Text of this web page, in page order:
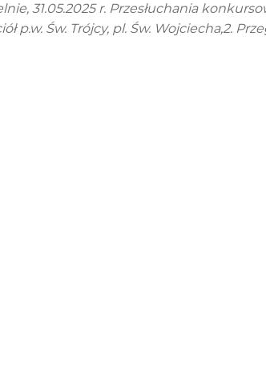
31.05.2025 r. Przesłuchania
p.w. Św. Trójcy, pl. Św. Wojciecha,2.